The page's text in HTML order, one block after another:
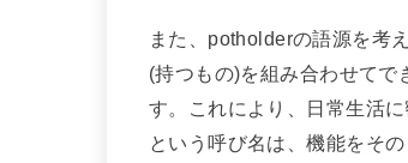
また、potholderの語源を考
(持つもの)を組み合わせてで
す。これにより、日常生活
という呼び名は、機能をそ